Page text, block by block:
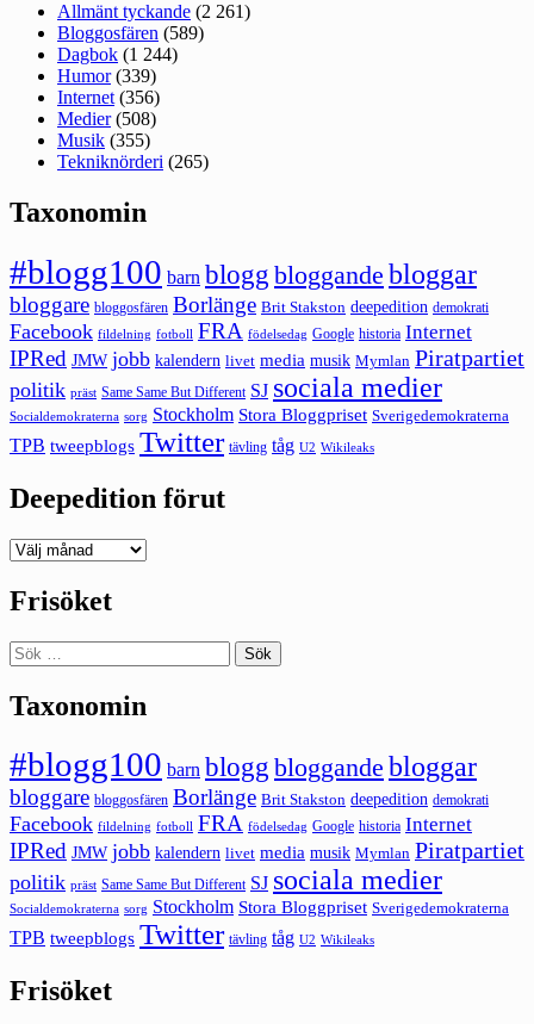
Allmänt tyckande (2 261)
Bloggosfären (589)
Dagbok (1 244)
Humor(339)
Internet (356)
Medier(508)
Musik (355)
Tekniknörderi (265)
Taxonomin
#blogg100 barn blogg bloggande bloggar
bloggare bloggosfären Borlänge Brit Stakston deepedition demokrati
Facebook fildelning fotboll FRA födelsedag Google historia Internet
IPRed JMW jobb kalendern livet media musik Mymlan Piratpartiet
politik präst Same Same But Different SJ sociala medier
Socialdemokraterna sorg Stockholm Stora Bloggpriset Sverigedemokraterna
TPB tweepblogs Twitter tävling tåg U2 Wikileaks
Deepedition förut
Deepedition
Frisöket
Sök
efter:
Taxonomin
#blogg100 barn blogg bloggande bloggar
bloggare bloggosfären Borlänge Brit Stakston deepedition demokrati
Facebook fildelning fotboll FRA födelsedag Google historia Internet
IPRed JMW jobb kalendern livet media musik Mymlan Piratpartiet
politik präst Same Same But Different SJ sociala medier
Socialdemokraterna sorg Stockholm Stora Bloggpriset Sverigedemokraterna
TPB tweepblogs Twitter tävling tåg U2 Wikileaks
Frisöket